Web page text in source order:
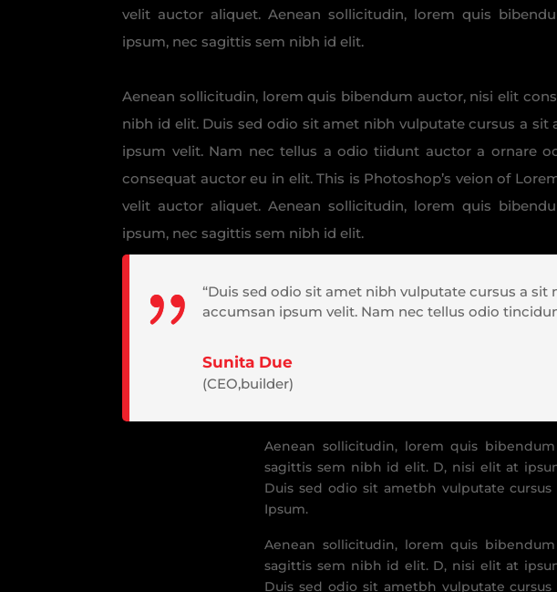
velit auctor aliquet. Aenean sollicitudin, lorem quis
ipsum, nec sagittis sem nibh id elit.
Aenean sollicitudin, lorem quis bibendum auctor, nisi elit
nibh id elit. Duis sed odio sit amet nibh vulputate cursus a sit
ipsum velit. Nam nec tellus a odio tiidunt auctor a ornare
consequat auctor eu in elit. This is Photoshop’s veion of
velit auctor aliquet. Aenean sollicitudin, lorem quis
ipsum, nec sagittis sem nibh id elit.
“Duis sed odio sit amet nibh vulputate cursus a sit
accumsan ipsum velit. Nam nec tellus odio
Sunita Due
(CEO,builder)
Aenean sollicitudin, lorem quis
sagittis sem nibh id elit. D, nisi elit at
Duis sed odio sit ametbh vulputate cursus
Ipsum.
Aenean sollicitudin, lorem quis
sagittis sem nibh id elit. D, nisi elit at
Duis sed odio sit ametbh vulputate cursus